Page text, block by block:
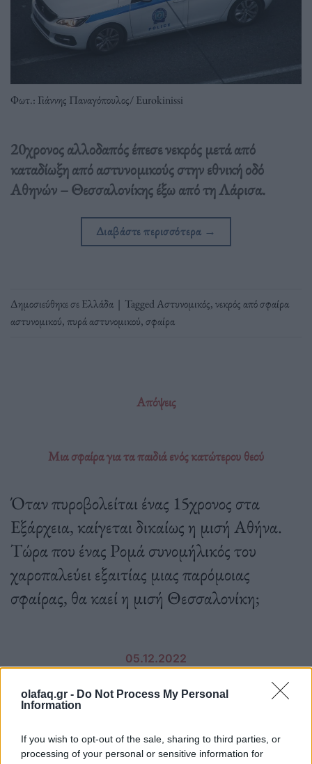
olafaq.gr - Do Not Process My Personal
Information
If you wish to opt-out of the sale, sharing to third parties, or
processing of your personal or sensitive information for
Φωτ.: Γιάννης Παναγόπουλος/ Eurokinissi
20χρονος αλλοδαπός έπεσε νεκρός μετά από
καταδίωξη από αστυνομικούς στην εθνική οδό
Αθηνών – Θεσσαλονίκης έξω από τη Λάρισα.
Διαβάστε περισσότερα →
Δημοσιεύθηκε σεΕλλάδα | TaggedΑστυνομικός,νεκρός από σφαίρα
αστυνομικού,πυρά αστυνομικού,σφαίρα
Απόψεις
Μια σφαίρα για τα παιδιά ενός κατώτερου θεού
Όταν πυροβολείται ένας 15χρονος στα
Εξάρχεια, καίγεται δικαίως η μισή Αθήνα.
Τώρα που ένας Ρομά συνομήλικός του
χαροπαλεύει εξαιτίας μιας παρόμοιας
σφαίρας, θα καεί η μισή Θεσσαλονίκη;
05.12.2022